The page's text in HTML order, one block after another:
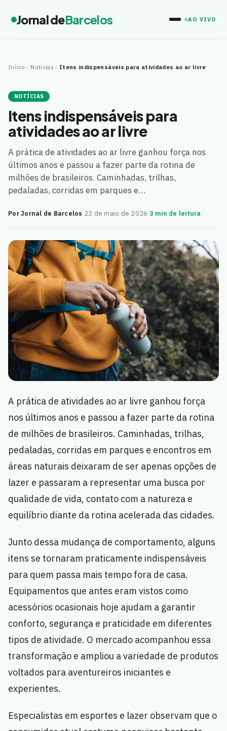
Jornal deBarcelos AO VIVO
Início › Notícias › Itens indispensáveis para atividades ao ar livre
NOTÍCIAS
Itens indispensáveis para
atividades ao ar livre
A prática de atividades ao ar livre ganhou força nos
últimos anos e passou a fazer parte da rotina de
milhões de brasileiros. Caminhadas, trilhas,
pedaladas, corridas em parques e…
Por Jornal de Barcelos·22 de maio de 2026·3 min de leitura
A prática de atividades ao ar livre ganhou força
nos últimos anos e passou a fazer parte da rotina
de milhões de brasileiros. Caminhadas, trilhas,
pedaladas, corridas em parques e encontros em
áreas naturais deixaram de ser apenas opções de
lazer e passaram a representar uma busca por
qualidade de vida, contato com a natureza e
equilíbrio diante da rotina acelerada das cidades.
Junto dessa mudança de comportamento, alguns
itens se tornaram praticamente indispensáveis
para quem passa mais tempo fora de casa.
Equipamentos que antes eram vistos como
acessórios ocasionais hoje ajudam a garantir
conforto, segurança e praticidade em diferentes
tipos de atividade. O mercado acompanhou essa
transformação e ampliou a variedade de produtos
voltados para aventureiros iniciantes e
experientes.
Especialistas em esportes e lazer observam que o